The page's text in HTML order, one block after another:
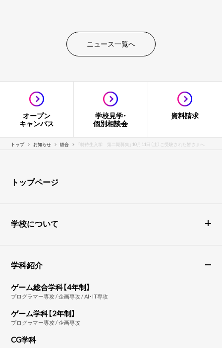
ニュース一覧へ
オープン
キャンパス
学校見学・
個別相談会
資料請求
トップ お知らせ 総合 「特待生入学 第二期募集」10月11日（土）ご受験された皆さまへ
トップページ
学校について
学科紹介
ゲーム総合学科【4年制】
プログラマー専攻 / 企画専攻 / AI・IT専攻
ゲーム学科【2年制】
プログラマー専攻 / 企画専攻
CG学科